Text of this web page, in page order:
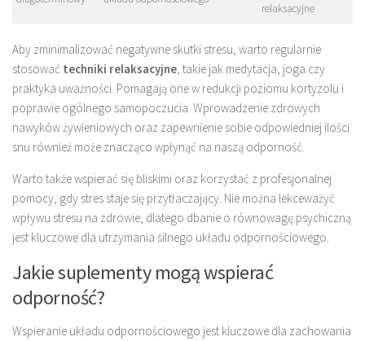
relaksacyjne
Aby zminimalizować negatywne skutki stresu, warto regularnie
stosować techniki relaksacyjne, takie jak medytacja, joga czy
praktyka uważności. Pomagają one w redukcji poziomu kortyzolu i
poprawie ogólnego samopoczucia. Wprowadzenie zdrowych
nawyków żywieniowych oraz zapewnienie sobie odpowiedniej ilości
snu również może znacząco wpłynąć na naszą odporność.
Warto także wspierać się bliskimi oraz korzystać z profesjonalnej
pomocy, gdy stres staje się przytłaczający. Nie można lekceważyć
wpływu stresu na zdrowie, dlatego dbanie o równowagę psychiczną
jest kluczowe dla utrzymania silnego układu odpornościowego.
Jakie suplementy mogą wspierać
odporność?
Wspieranie układu odpornościowego jest kluczowe dla zachowania